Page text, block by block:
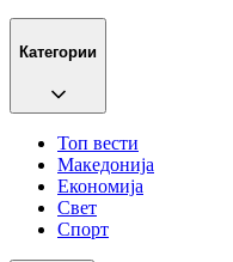
Категории
Топ вести
Македонија
Економија
Свет
Спорт